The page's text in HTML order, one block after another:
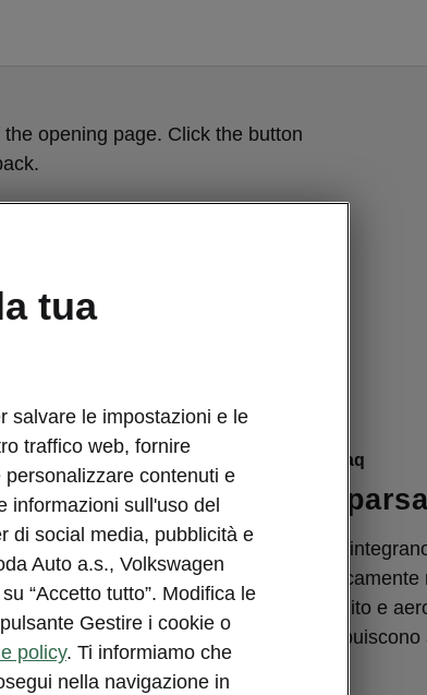
opening page. Click the button
Tecnologia Smart Škoda Peaq
Maniglie a scomparsa
Le maniglie a scomparsa si
design, rientrando automaticamente
veicolo per un profilo più pulito e
valorizzare l’estetica,
tua
salvare le impostazioni e le
traffico web, fornire
contenuti e
informazioni sull'uso del
di social media, pubblicità e
Auto a.s., Volkswagen
“Accetto tutto”. Modifica le
Gestire i cookie o
policy. Ti informiamo che
nella navigazione in